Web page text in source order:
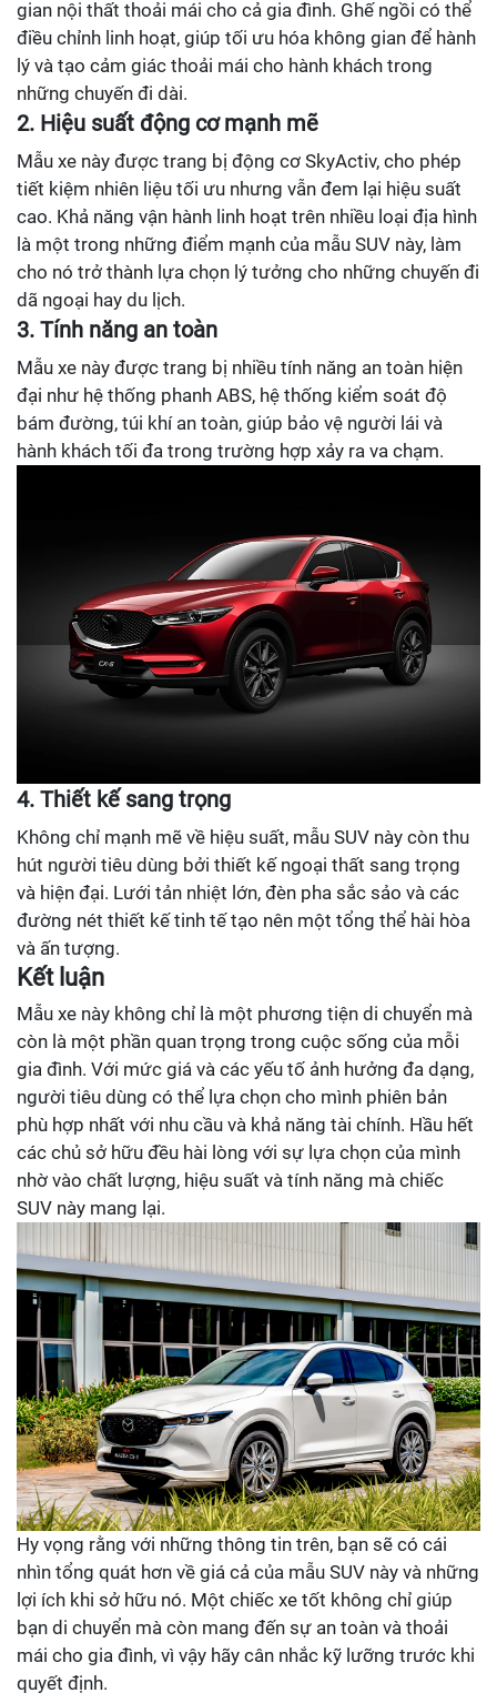
gian nội thất thoải mái cho cả gia đình. Ghế ngồi có thể
điều chỉnh linh hoạt, giúp tối ưu hóa không gian để hành
lý và tạo cảm giác thoải mái cho hành khách trong
những chuyến đi dài.
2. Hiệu suất động cơ mạnh mẽ
Mẫu xe này được trang bị động cơ SkyActiv, cho phép
tiết kiệm nhiên liệu tối ưu nhưng vẫn đem lại hiệu suất
cao. Khả năng vận hành linh hoạt trên nhiều loại địa hình
là một trong những điểm mạnh của mẫu SUV này, làm
cho nó trở thành lựa chọn lý tưởng cho những chuyến đi
dã ngoại hay du lịch.
3. Tính năng an toàn
Mẫu xe này được trang bị nhiều tính năng an toàn hiện
đại như hệ thống phanh ABS, hệ thống kiểm soát độ
bám đường, túi khí an toàn, giúp bảo vệ người lái và
hành khách tối đa trong trường hợp xảy ra va chạm.
4. Thiết kế sang trọng
Không chỉ mạnh mẽ về hiệu suất, mẫu SUV này còn thu
hút người tiêu dùng bởi thiết kế ngoại thất sang trọng
và hiện đại. Lưới tản nhiệt lớn, đèn pha sắc sảo và các
đường nét thiết kế tinh tế tạo nên một tổng thể hài hòa
và ấn tượng.
Kết luận
Mẫu xe này không chỉ là một phương tiện di chuyển mà
còn là một phần quan trọng trong cuộc sống của mỗi
gia đình. Với mức giá và các yếu tố ảnh hưởng đa dạng,
người tiêu dùng có thể lựa chọn cho mình phiên bản
phù hợp nhất với nhu cầu và khả năng tài chính. Hầu hết
các chủ sở hữu đều hài lòng với sự lựa chọn của mình
nhờ vào chất lượng, hiệu suất và tính năng mà chiếc
SUV này mang lại.
Hy vọng rằng với những thông tin trên, bạn sẽ có cái
nhìn tổng quát hơn về giá cả của mẫu SUV này và những
lợi ích khi sở hữu nó. Một chiếc xe tốt không chỉ giúp
bạn di chuyển mà còn mang đến sự an toàn và thoải
mái cho gia đình, vì vậy hãy cân nhắc kỹ lưỡng trước khi
quyết định.